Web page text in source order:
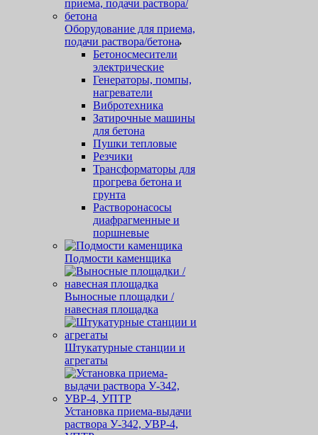
Оборудование для приема,
подачи раствора/бетона
Бетоносмесители
электрические
Генераторы, помпы,
нагреватели
Вибротехника
Затирочные машины
для бетона
Пушки тепловые
Резчики
Трансформаторы для
прогрева бетона и
грунта
Растворонасосы
диафрагменные и
поршневые
Подмости каменщика
Выносные площадки /
навесная площадка
Штукатурные станции и
агрегаты
Установка приема-выдачи
раствора У-342, УВР-4,